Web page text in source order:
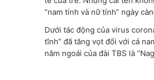
“nam tính và nữ tính” ngày
Dưới tác động của virus
tĩnh” đã tăng vọt đối với cả
năm ngoái của đài TBS là